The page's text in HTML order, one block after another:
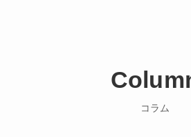
コラム